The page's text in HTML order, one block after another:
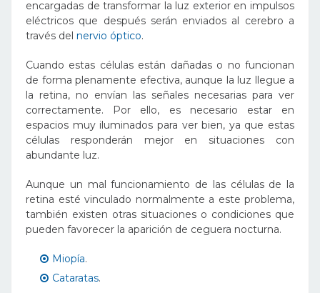
encargadas de transformar la luz exterior en impulsos
eléctricos que después serán enviados al cerebro a
través del nervio óptico.
Cuando estas células están dañadas o no funcionan
de forma plenamente efectiva, aunque la luz llegue a
la retina, no envían las señales necesarias para ver
correctamente. Por ello, es necesario estar en
espacios muy iluminados para ver bien, ya que estas
células responderán mejor en situaciones con
abundante luz.
Aunque un mal funcionamiento de las células de la
retina esté vinculado normalmente a este problema,
también existen otras situaciones o condiciones que
pueden favorecer la aparición de ceguera nocturna.
Miopía.
Cataratas.